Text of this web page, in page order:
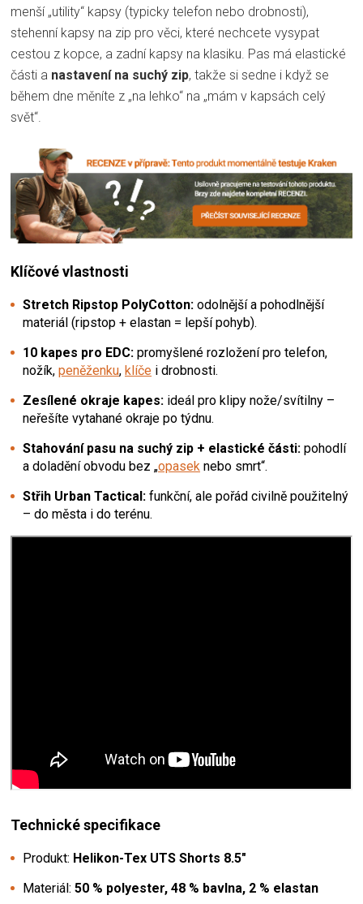
menší „utility“ kapsy (typicky telefon nebo drobnosti),
stehenní kapsy na zip pro věci, které nechcete vysypat
cestou z kopce, a zadní kapsy na klasiku. Pas má elastické
části a nastavení na suchý zip, takže si sedne i když se
během dne měníte z „na lehko“ na „mám v kapsách celý
svět“.
Klíčové vlastnosti
Stretch Ripstop PolyCotton: odolnější a pohodlnější
materiál (ripstop + elastan = lepší pohyb).
10 kapes pro EDC: promyšlené rozložení pro telefon,
nožík, peněženku, klíče i drobnosti.
Zesílené okraje kapes: ideál pro klipy nože/svítilny –
neřešíte vytahané okraje po týdnu.
Stahování pasu na suchý zip + elastické části: pohodlí
a doladění obvodu bez „opasek nebo smrt“.
Střih Urban Tactical: funkční, ale pořád civilně použitelný
– do města i do terénu.
Technické specifikace
Produkt: Helikon-Tex UTS Shorts 8.5"
Materiál: 50 % polyester, 48 % bavlna, 2 % elastan